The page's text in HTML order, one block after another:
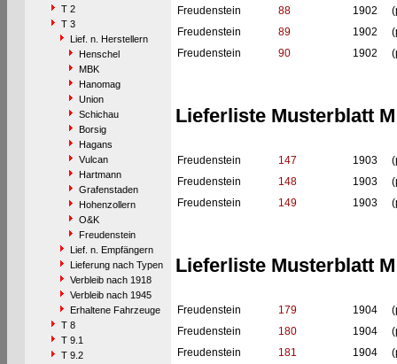
T 2
T 3
Lief. n. Herstellern
Henschel
MBK
Hanomag
Union
Schichau
Borsig
Hagans
Vulcan
Hartmann
Grafenstaden
Hohenzollern
O&K
Freudenstein
Lief. n. Empfängern
Lieferung nach Typen
Verbleib nach 1918
Verbleib nach 1945
Erhaltene Fahrzeuge
T 8
T 9.1
T 9.2
Freudenstein
88 1902
Freudenstein
89 1902
Freudenstein
90 1902
Lieferliste Musterblatt M
Freudenstein 147 1903
Freudenstein
148 1903
Freudenstein
149 1903
Lieferliste Musterblatt
Freudenstein 179 1904
Freudenstein
180 1904
Freudenstein
181 1904